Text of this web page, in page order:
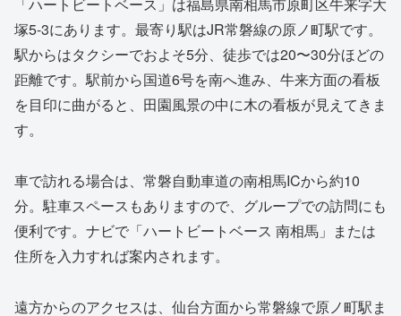
「ハートビートベース」は福島県南相馬市原町区牛来字大
塚5-3にあります。最寄り駅はJR常磐線の原ノ町駅です。
駅からはタクシーでおよそ5分、徒歩では20〜30分ほどの
距離です。駅前から国道6号を南へ進み、牛来方面の看板
を目印に曲がると、田園風景の中に木の看板が見えてきま
す。
車で訪れる場合は、常磐自動車道の南相馬ICから約10
分。駐車スペースもありますので、グループでの訪問にも
便利です。ナビで「ハートビートベース 南相馬」または
住所を入力すれば案内されます。
遠方からのアクセスは、仙台方面から常磐線で原ノ町駅ま